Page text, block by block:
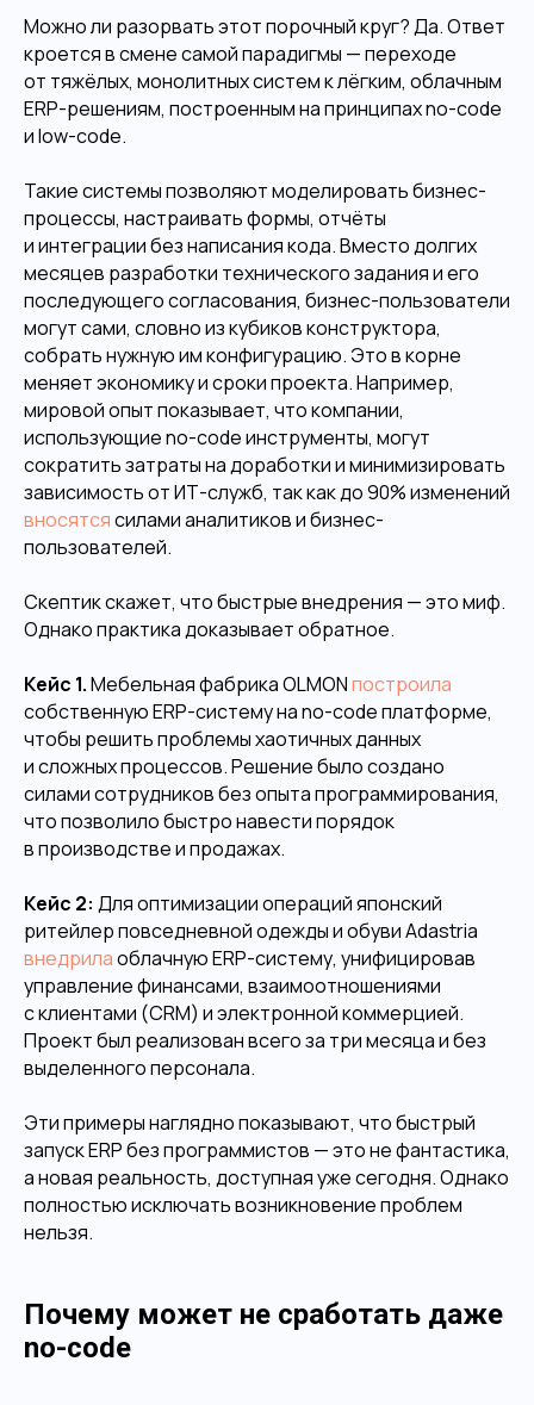
Можно ли разорвать этот порочный круг? Да. Ответ
кроется в смене самой парадигмы — переходе
от тяжёлых, монолитных систем к лёгким, облачным
ERP-решениям, построенным на принципах no-code
и low-code.
Такие системы позволяют моделировать бизнес-
процессы, настраивать формы, отчёты
и интеграции без написания кода. Вместо долгих
месяцев разработки технического задания и его
последующего согласования, бизнес-пользователи
могут сами, словно из кубиков конструктора,
собрать нужную им конфигурацию. Это в корне
меняет экономику и сроки проекта. Например,
мировой опыт показывает, что компании,
использующие no-code инструменты, могут
сократить затраты на доработки и минимизировать
зависимость от ИТ-служб, так как до 90% изменений
вносятсясилами аналитиков и бизнес-
пользователей.
Скептик скажет, что быстрые внедрения — это миф.
Однако практика доказывает обратное.
Кейс 1.Мебельная фабрика OLMONпостроила
собственную ERP-систему на no-code платформе,
чтобы решить проблемы хаотичных данных
и сложных процессов. Решение было создано
силами сотрудников без опыта программирования,
что позволило быстро навести порядок
в производстве и продажах.
Кейс 2: Для оптимизации операций японский
ритейлер повседневной одежды и обуви Adastria
внедрилаоблачную ERP-систему, унифицировав
управление финансами, взаимоотношениями
с клиентами (CRM) и электронной коммерцией.
Проект был реализован всего за три месяца и без
выделенного персонала.
Эти примеры наглядно показывают, что быстрый
запуск ERP без программистов — это не фантастика,
а новая реальность, доступная уже сегодня. Однако
полностью исключать возникновение проблем
нельзя.
Почему может не сработать даже
no-code